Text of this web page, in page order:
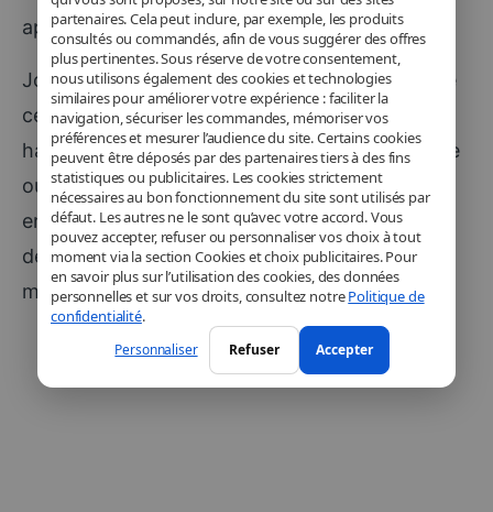
partenaires. Cela peut inclure, par exemple, les produits
consultés ou commandés, afin de vous suggérer des offres
plus pertinentes. Sous réserve de votre consentement,
nous utilisons également des cookies et technologies
similaires pour améliorer votre expérience : faciliter la
navigation, sécuriser les commandes, mémoriser vos
préférences et mesurer l’audience du site. Certains cookies
peuvent être déposés par des partenaires tiers à des fins
statistiques ou publicitaires. Les cookies strictement
nécessaires au bon fonctionnement du site sont utilisés par
défaut. Les autres ne le sont qu’avec votre accord. Vous
pouvez accepter, refuser ou personnaliser vos choix à tout
moment via la section Cookies et choix publicitaires. Pour
en savoir plus sur l’utilisation des cookies, des données
personnelles et sur vos droits, consultez notrePolitique de
confidentialité.
Personnaliser Refuser Accepter
appareils.
John Ternus semble parfaitement conscient de
cet équilibre. Bien qu’issu du monde du
hardware, il ne compte pas reléguer le software
ou les services au second plan. Au contraire, il
entend poursuivre cette dynamique et explorer
de nouvelles opportunités à la frontière entre
matériel et logiciel.